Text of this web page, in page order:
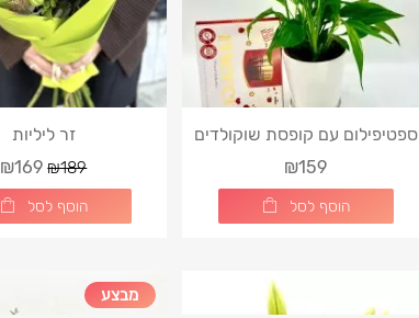
ספטיפילום עם קופסת שוקולדים
מרסי
₪159
הוסף לסל
זר ליליות
₪189
₪169
הוסף לסל
מבצע